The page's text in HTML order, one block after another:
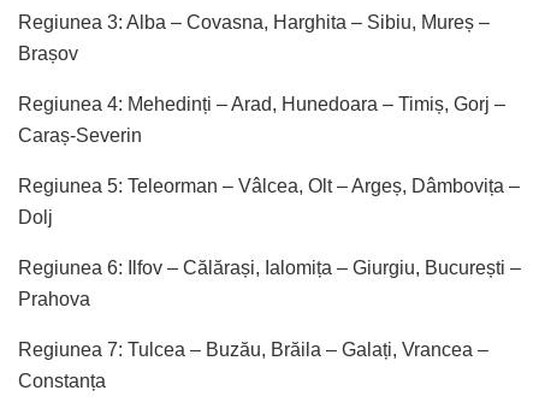
Regiunea 3: Alba – Covasna, Harghita – Sibiu, Mureș –
Brașov
Regiunea 4: Mehedinți – Arad, Hunedoara – Timiș, Gorj –
Caraș-Severin
Regiunea 5: Teleorman – Vâlcea, Olt – Argeș, Dâmbovița –
Dolj
Regiunea 6: Ilfov – Călărași, Ialomița – Giurgiu, București –
Prahova
Regiunea 7: Tulcea – Buzău, Brăila – Galați, Vrancea –
Constanța